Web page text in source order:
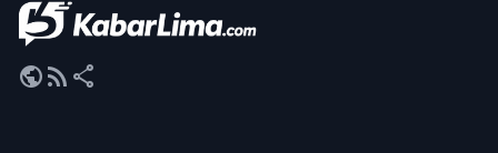
publicrss_feed share